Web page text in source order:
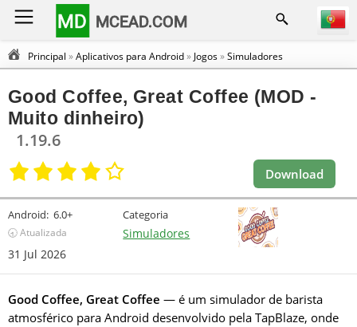
MD MCEAD.COM
Principal »Aplicativos para Android» Jogos»Simuladores
Good Coffee, Great Coffee (MOD -
Muito dinheiro)
1.19.6
Download
Android: 6.0+
🕣 Atualizada
31 Jul 2026
Categoria
Simuladores
Good Coffee, Great Coffee — é um simulador de barista
atmosférico para Android desenvolvido pela TapBlaze, onde